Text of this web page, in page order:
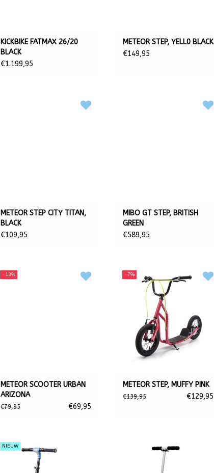
KICKBIKE FATMAX 26/20
BLACK
€1.199,95
METEOR STEP, YELL0 BLACK
€149,95
METEOR STEP CITY TITAN,
BLACK
€109,95
MIBO GT STEP, BRITISH
GREEN
€589,95
-13%
METEOR SCOOTER URBAN
ARIZONA
€79,95 €69,95
-7%
METEOR STEP, MUFFY PINK
€139,95 €129,95
NIEUW